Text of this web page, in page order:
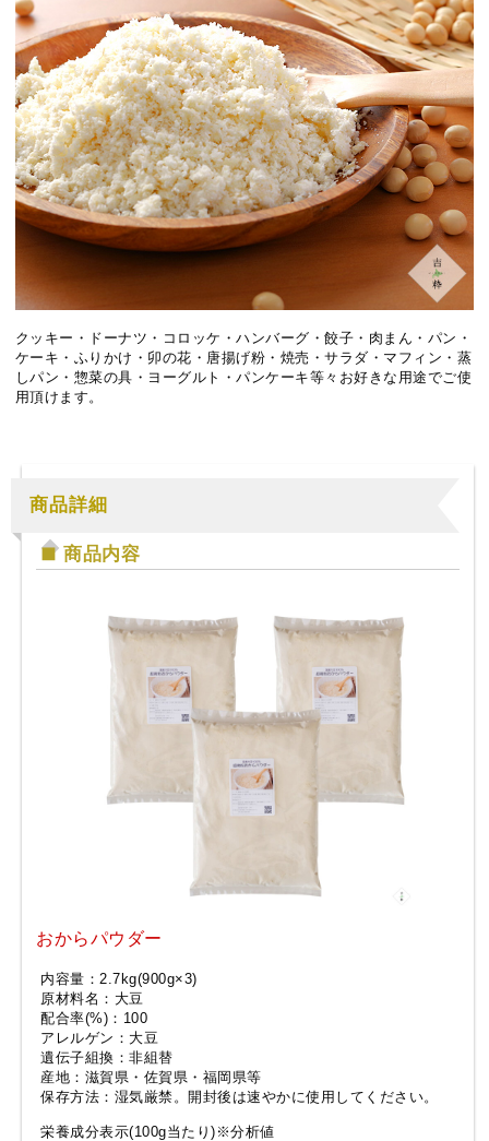
クッキー・ドーナツ・コロッケ・ハンバーグ・餃子・肉まん・パン・
ケーキ・ふりかけ・卯の花・唐揚げ粉・焼売・サラダ・マフィン・蒸
しパン・惣菜の具・ヨーグルト・パンケーキ等々お好きな用途でご使
用頂けます。
商品詳細
商品内容
おからパウダー
内容量：2.7kg(900g×3)
原材料名：大豆
配合率(%)：100
アレルゲン：大豆
遺伝子組換：非組替
産地：滋賀県・佐賀県・福岡県等
保存方法：湿気厳禁。開封後は速やかに使用してください。
栄養成分表示(100g当たり)※分析値